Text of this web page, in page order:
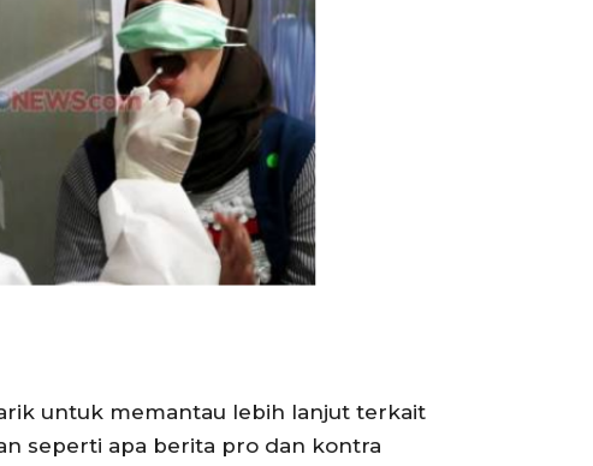
untuk memantau lebih lanjut terkait
seperti apa berita pro dan kontra